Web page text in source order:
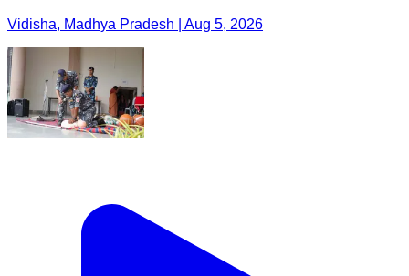
Vidisha, Madhya Pradesh | Aug 5, 2026